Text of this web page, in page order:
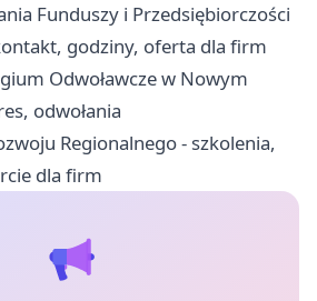
Funduszy i Przedsiębiorczości
godziny, oferta dla firm
Odwoławcze w Nowym
odwołania
Regionalnego - szkolenia,
dla firm